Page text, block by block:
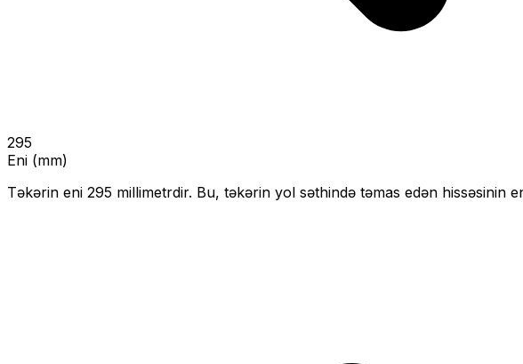
295
Eni (mm)
Təkərin eni 295 millimetrdir. Bu, təkərin yol səthində təmas edən hissəsinin